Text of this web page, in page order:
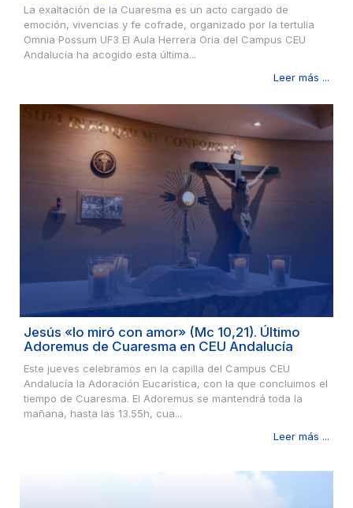
La exaltación de la Cuaresma es un acto cargado de
emoción, vivencias y fe cofrade, organizado por la tertulia
Omnia Possum UF3 El Aula Herrera Oria del Campus CEU
Andalucía ha acogido esta última...
Leer más ...
Jesús «lo miró con amor» (Mc 10,21). Último
Adoremus de Cuaresma en CEU Andalucía
Este jueves celebramos en la capilla del Campus CEU
Andalucía la Adoración Eucarística, con la que concluimos el
tiempo de Cuaresma. El Adoremus se mantendrá toda la
mañana, hasta las 13.55h, cua...
Leer más ...